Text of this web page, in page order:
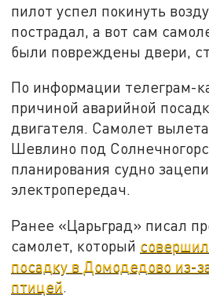
пилот успел покинуть
пострадал, а вот сам
были повреждены двери,
По информации телеграм-
причиной аварийной
двигателя. Самолет
Шевлино под
планирования судно
электропередач.
Ранее «Царьград» писал
самолет, который
посадку в Домодедово из-
птицей.